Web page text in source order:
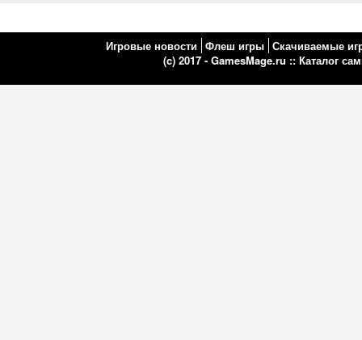
Игровые новости Флеш игры Скачиваемые
(c) 2017 - GamesMage.ru :: Каталог